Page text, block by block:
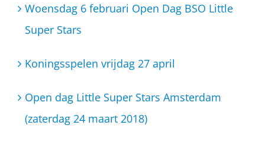
Woensdag 6 februari Open Dag BSO Little
Super Stars
Koningsspelen vrijdag 27 april
Open dag Little Super Stars Amsterdam
(zaterdag 24 maart 2018)